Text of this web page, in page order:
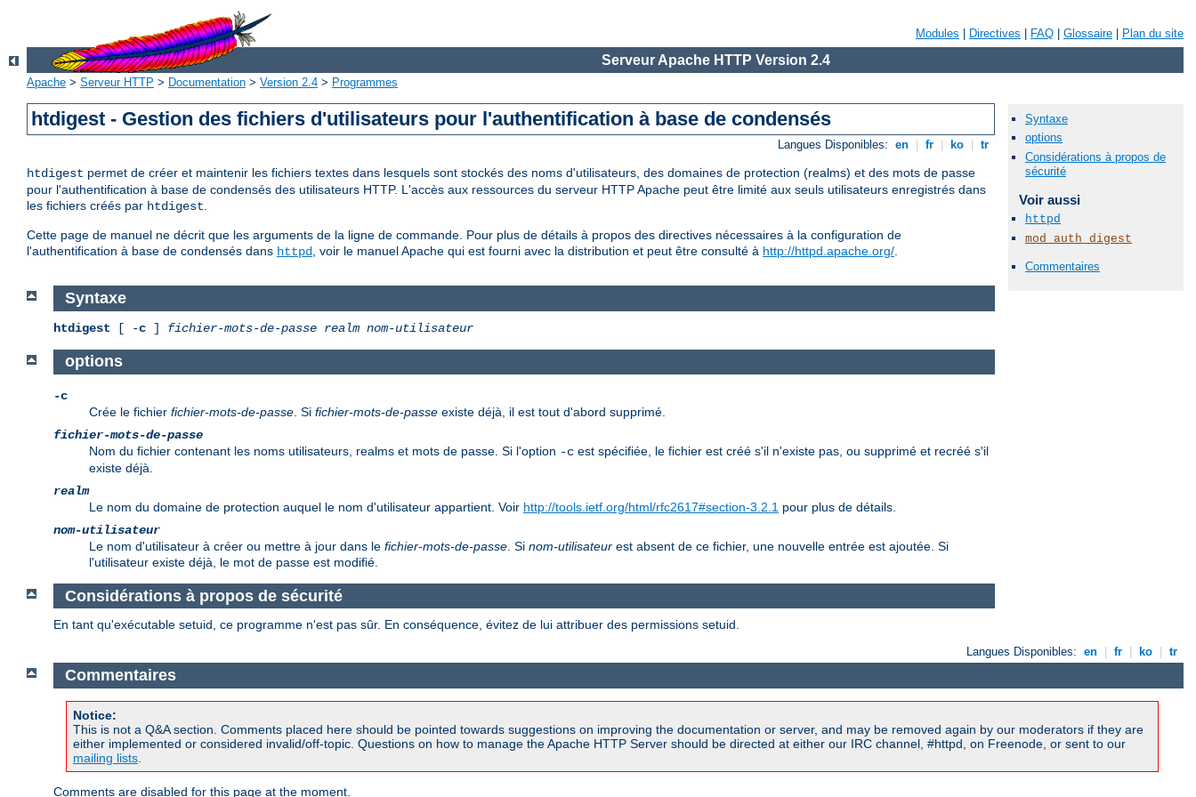
Modules Directives FAQ Glossaire Plan du site
Serveur Apache HTTP Version 2.4
Apache > Serveur HTTP > Documentation > Version 2.4 > Programmes
htdigest - Gestion des fichiers d'utilisateurs pour l'authentification à base de condensés
Langues Disponibles: en fr ko tr
htdigest permet de créer et maintenir les fichiers textes dans lesquels sont stockés des noms d'utilisateurs, des domaines de protection (realms) et des mots de passe
pour l'authentification à base de condensés des utilisateurs HTTP. L'accès aux ressources du serveur HTTP Apache peut être limité aux seuls utilisateurs enregistrés dans
les fichiers créés par htdigest.
Cette page de manuel ne décrit que les arguments de la ligne de commande. Pour plus de détails à propos des directives nécessaires à la configuration de
l'authentification à base de condensés dans httpd, voir le manuel Apache qui est fourni avec la distribution et peut être consulté à http://httpd.apache.org/.
Syntaxe
options
Considérations à propos de
sécurité
Voir aussi
httpd
mod_auth_digest
Commentaires
Syntaxe
htdigest [ -c ] fichier-mots-de-passe realm nom-utilisateur
options
-c
Crée le fichier fichier-mots-de-passe . Si fichier-mots-de-passe existe déjà, il est tout d'abord supprimé.
fichier-mots-de-passe
Nom du fichier contenant les noms utilisateurs, realms et mots de passe. Si l'option -c est spécifiée, le fichier est créé s'il n'existe pas, ou supprimé et recréé s'il
existe déjà.
realm
Le nom du domaine de protection auquel le nom d'utilisateur appartient. Voir http://tools.ietf.org/html/rfc2617#section-3.2.1 pour plus de détails.
nom-utilisateur
Le nom d'utilisateur à créer ou mettre à jour dans le fichier-mots-de-passe . Si nom-utilisateur est absent de ce fichier, une nouvelle entrée est ajoutée. Si
l'utilisateur existe déjà, le mot de passe est modifié.
Considérations à propos de sécurité
En tant qu'exécutable setuid, ce programme n'est pas sûr. En conséquence, évitez de lui attribuer des permissions setuid.
Langues Disponibles: en fr ko tr
Commentaires
Notice:
This is not a Q&A section. Comments placed here should be pointed towards suggestions on improving the documentation or server, and may be removed again by our moderators if they are
either implemented or considered invalid/off-topic. Questions on how to manage the Apache HTTP Server should be directed at either our IRC channel, #httpd, on Freenode, or sent to our
mailing lists
Comments are disabled for this page at the moment.